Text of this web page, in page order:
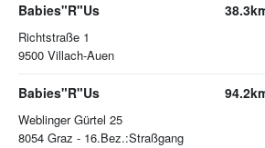
Babies"R"Us
Richtstraße 1
9500 Villach-Auen
Babies"R"Us
Weblinger Gürtel 25
8054 Graz - 16.Bez.:Straßgang